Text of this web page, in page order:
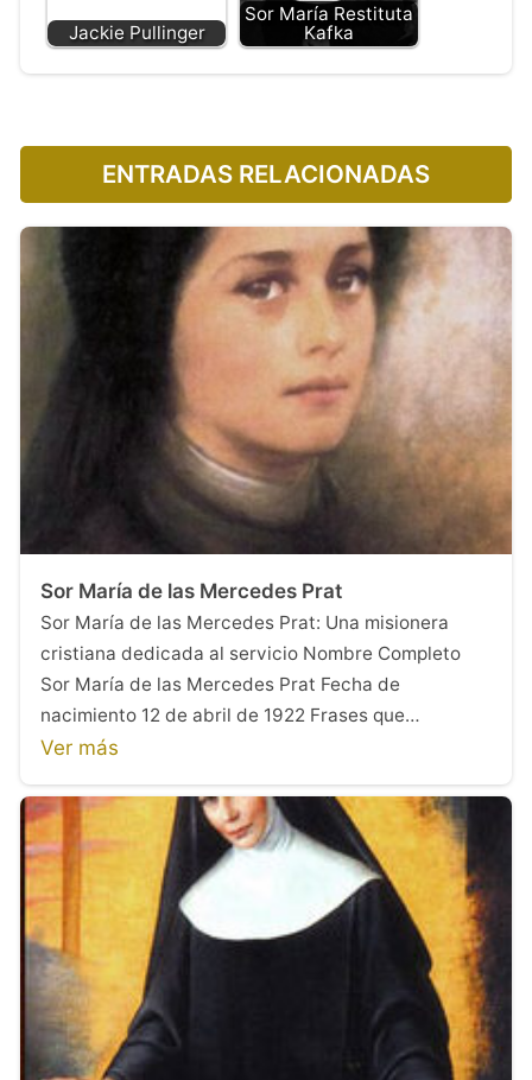
Jackie Pullinger
Sor María Restituta
Kafka
ENTRADAS RELACIONADAS
Sor María de las Mercedes Prat
Sor María de las Mercedes Prat: Una misionera
cristiana dedicada al servicio Nombre Completo
Sor María de las Mercedes Prat Fecha de
nacimiento 12 de abril de 1922 Frases que…
Ver más